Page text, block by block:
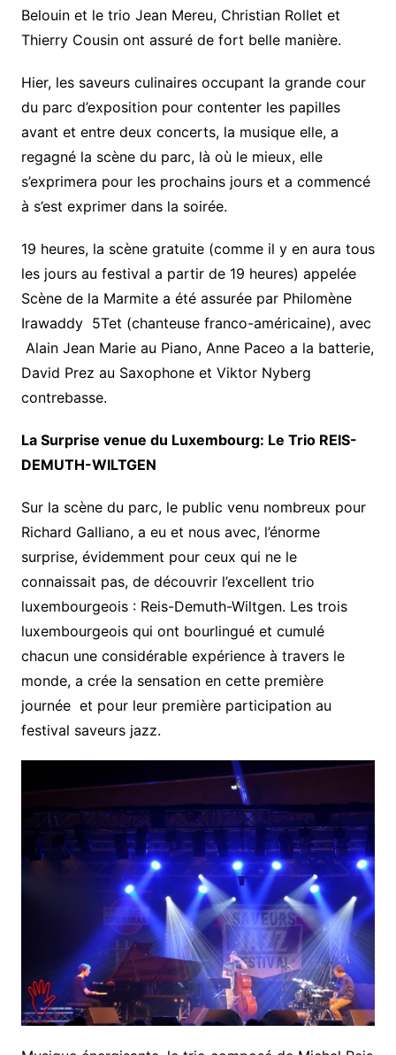
Belouin et le trio Jean Mereu, Christian Rollet et
Thierry Cousin ont assuré de fort belle manière.
Hier, les saveurs culinaires occupant la grande cour
du parc d’exposition pour contenter les papilles
avant et entre deux concerts, la musique elle, a
regagné la scène du parc, là où le mieux, elle
s’exprimera pour les prochains jours et a commencé
à s’est exprimer dans la soirée.
19 heures, la scène gratuite (comme il y en aura tous
les jours au festival a partir de 19 heures) appelée
Scène de la Marmite a été assurée par Philomène
Irawaddy 5Tet (chanteuse franco-américaine), avec
Alain Jean Marie au Piano, Anne Paceo a la batterie,
David Prez au Saxophone et Viktor Nyberg
contrebasse.
La Surprise venue du Luxembourg: Le Trio REIS-
DEMUTH-WILTGEN
Sur la scène du parc, le public venu nombreux pour
Richard Galliano, a eu et nous avec, l’énorme
surprise, évidemment pour ceux qui ne le
connaissait pas, de découvrir l’excellent trio
luxembourgeois : Reis-Demuth-Wiltgen. Les trois
luxembourgeois qui ont bourlingué et cumulé
chacun une considérable expérience à travers le
monde, a crée la sensation en cette première
journée et pour leur première participation au
festival saveurs jazz.